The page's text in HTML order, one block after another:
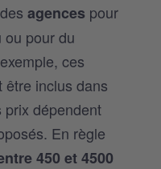
agences pour
ou pour du
ces
être inclus dans
prix dépendent
En règle
450 et 4500